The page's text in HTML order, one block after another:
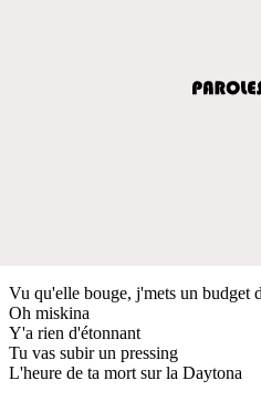
Vu qu'elle bouge, j'mets un budget
Oh miskina
Y'a rien d'étonnant
Tu vas subir un pressing
L'heure de ta mort sur la Daytona